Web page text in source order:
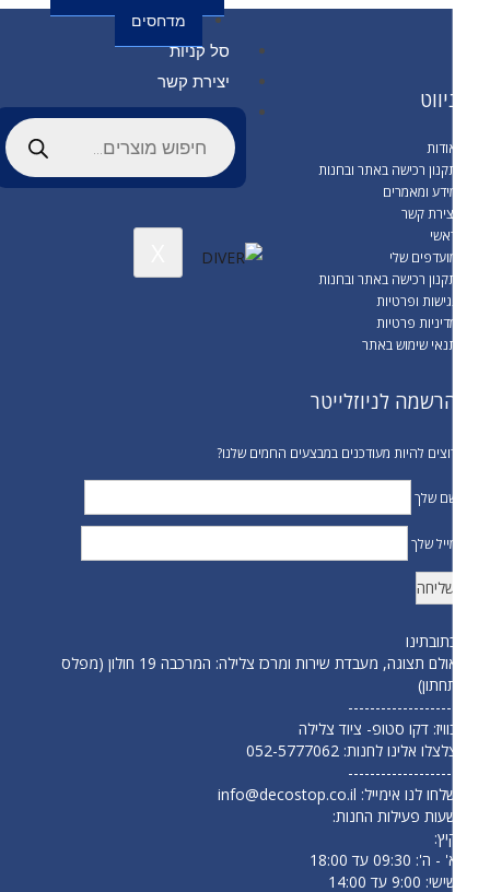
מדחסים
סל קניות
יצירת קשר
רכישה באתר ובחנות
ומאמרים
קשר
שלי
רכישה באתר ובחנות
ופרטיות
פרטיות
שימוש באתר
לניוזלייטר
להיות מעודכנים במבצעים החמים שלנו?
שלך
שלך
אולם תצוגה, מעבדת שירות ומרכז צלילה: המרכבה 19 חולון (מפלס
דקו סטופ- ציוד צלילה
אלינו לחנות:052-5777062
לנו אימייל:info@decostop.co.il
פעילות החנות:
ה': 09:30 עד 18:00